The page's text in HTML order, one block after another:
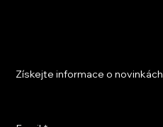
Získejte informace o novinkách